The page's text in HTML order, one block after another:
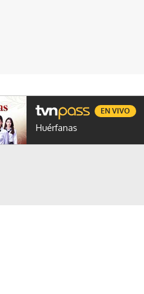
PROGRAMAS GENTE TVN
Huérfanas
EN VIVO